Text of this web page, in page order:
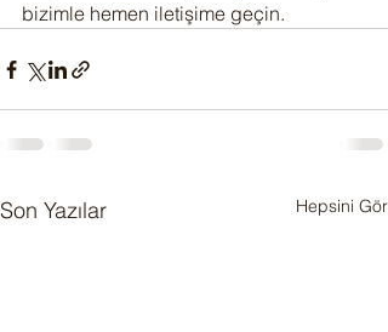
bizimle hemen iletişime geçin.
Son Yazılar Hepsini Gör